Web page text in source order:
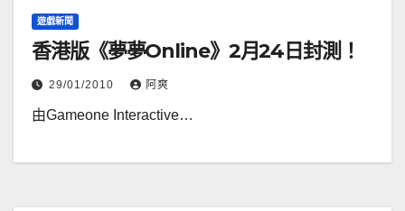
遊戲新聞
香港版《夢夢Online》2月24日封測！
29/01/2010 阿爽
由Gameone Interactive…